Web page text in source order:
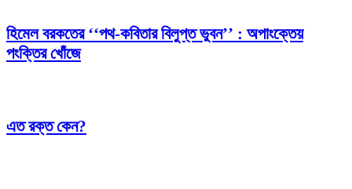
হিমেল বরকতের ‘‘পথ-কবিতার বিলুপ্ত ভুবন’’ : অপাংক্তেয়
পংক্তির খোঁজে
এত রক্ত কেন?